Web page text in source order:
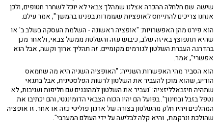
שישה. שם חלחלה ההכרה אצלנו שמהלך צבאי לא יוכל לשחרר חטופים, ולכן
אנחנו צריכים להתייחס לאופציות שעומדות בפנינו בהמשך", אמר עילם.
הוא פירט מהן האפשרויות: "אופציה ראשונה - השלמת העסקה בשלב ב' או
שהיא תתפוצץ באיזה שלב, כיבוש עזה והשלטת ממשל צבאי, ולאחר מכן
בהדרגה העברת השלטון לגורמים מקומיים. זה תהליך ארוך וקשה, אבל הוא
אפשרי", אמר.
הוא הסביר מהי האפשרות השנייה: "האופציה השניה היא מה שחמאס
הודיע, שהוא מוכן להעביר את השלטון לרשות הפלסטינית, אבל בתנאי
שתהיה חיזבאלליזציה: 'נעביר את השלטון למהוגנים עם חליפות ועניבות, לא
נטפל בזבל ובחינוך'. בפועל הם יהיו הכוח הצבאי הדומיננטי, והם יכתיבו את
המהלכים ויהיו חלק מהשלטון בצורה של ארגון פוליטי כזה או אחר. זו אופציה
שהולכת ונרקמת, והיא קלה לבליעה על ידי העולם המערבי".